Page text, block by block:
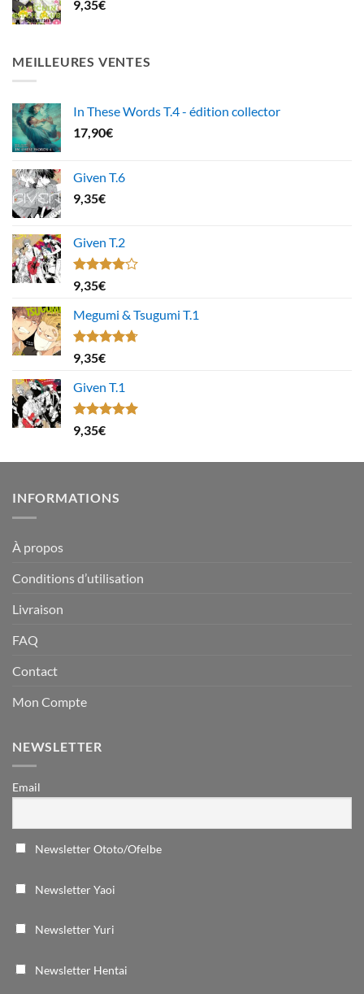
9,35€
MEILLEURES VENTES
In These Words T.4 - édition collector
17,90€
Given T.6
9,35€
Given T.2
Note
4.00
5
9,35€
Megumi & Tsugumi T.1
Note4.67
sur 5
9,35€
Given T.1
Note5.00
sur 5
9,35€
INFORMATIONS
À propos
Conditions d’utilisation
Livraison
FAQ
Contact
Mon Compte
NEWSLETTER
Email
Newsletter Ototo/Ofelbe
Newsletter Yaoi
Newsletter Yuri
Newsletter Hentai